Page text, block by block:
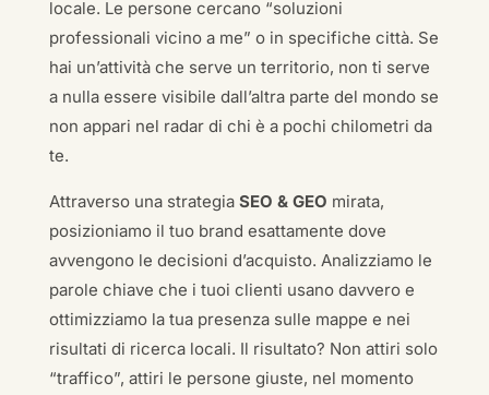
locale. Le persone cercano “soluzioni
professionali vicino a me” o in specifiche città. Se
hai un’attività che serve un territorio, non ti serve
a nulla essere visibile dall’altra parte del mondo se
non appari nel radar di chi è a pochi chilometri da
te.
Attraverso una strategia SEO & GEO mirata,
posizioniamo il tuo brand esattamente dove
avvengono le decisioni d’acquisto. Analizziamo le
parole chiave che i tuoi clienti usano davvero e
ottimizziamo la tua presenza sulle mappe e nei
risultati di ricerca locali. Il risultato? Non attiri solo
“traffico”, attiri le persone giuste, nel momento